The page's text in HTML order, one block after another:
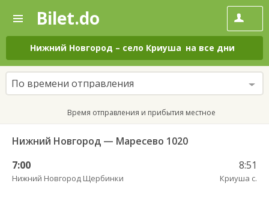
—
Поиск
и
покупка
билетов
на
автобус
онлайн
Bilet.do
Нижний Новгород – село Криуша на все дни
По времени отправления
Время отправления и прибытия местное
Нижний Новгород — Маресево 1020
7:00
Нижний Новгород Щербинки
8:51
Криуша с.